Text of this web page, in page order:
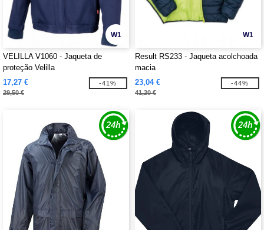
W1
VELILLA V1060 - Jaqueta de
proteção Velilla
17,27 €
29,50 €
-41%
W1
Result RS233 - Jaqueta acolchoada
macia
23,04 €
41,20 €
-44%